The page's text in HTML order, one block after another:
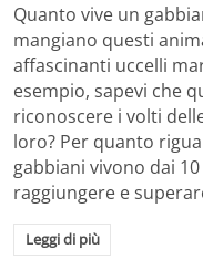
Quanto vive un
mangiano questi
affascinanti uccelli
esempio, sapevi che
riconoscere i volti
loro? Per quanto
gabbiani vivono dai
raggiungere e
Leggi di più